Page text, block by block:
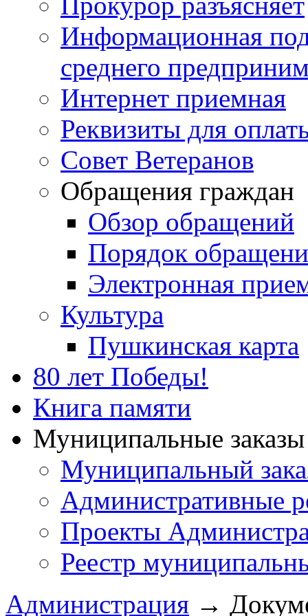
Информационная
среднего
Интернет приемная
Реквизиты для
Совет Ветеранов
Обращения граждан
Обзор обращений
Порядок
Электронная
Культура
Пушкинская карта
80 лет Победы!
Книга памяти
Муниципальные
Муниципальный
Административные
Проекты
Реестр
Администрация →